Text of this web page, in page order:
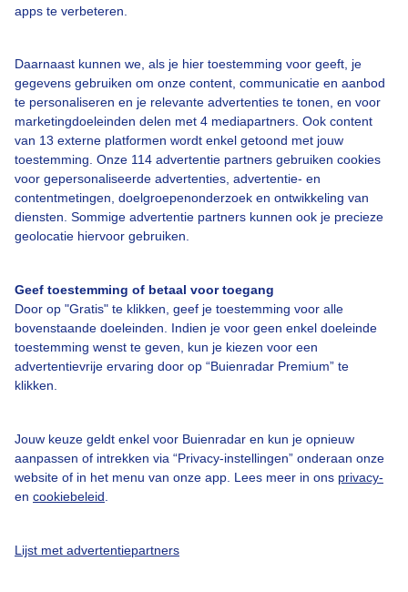
apps te verbeteren.
Daarnaast kunnen we, als je hier toestemming voor geeft, je
gegevens gebruiken om onze content, communicatie en aanbod
te personaliseren en je relevante advertenties te tonen, en voor
marketingdoeleinden delen met 4 mediapartners. Ook content
van 13 externe platformen wordt enkel getoond met jouw
toestemming. Onze 114 advertentie partners gebruiken cookies
voor gepersonaliseerde advertenties, advertentie- en
contentmetingen, doelgroepenonderzoek en ontwikkeling van
diensten. Sommige advertentie partners kunnen ook je precieze
geolocatie hiervoor gebruiken.
Geef toestemming of betaal voor toegang
Door op "Gratis" te klikken, geef je toestemming voor alle
bovenstaande doeleinden. Indien je voor geen enkel doeleinde
toestemming wenst te geven, kun je kiezen voor een
advertentievrije ervaring door op “Buienradar Premium” te
klikken.
Jouw keuze geldt enkel voor Buienradar en kun je opnieuw
aanpassen of intrekken via “Privacy-instellingen” onderaan onze
website of in het menu van onze app. Lees meer in ons privacy-
en cookiebeleid
Lijst met advertentiepartners
Een moment geduld aub...
Over Buienradar
Contact
Toegankelijkheid
Gebruikersvoorwaarden
Buienradar Team
Privacy beleid
Cookie beleid
Gratis weerdata